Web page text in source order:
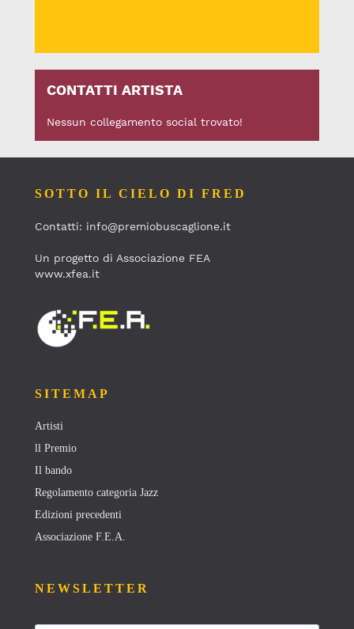
CONTATTI ARTISTA
Nessun collegamento social trovato!
SOTTO IL CIELO DI FRED
Contatti: info@premiobuscaglione.it
Un progetto di Associazione FEA
www.xfea.it
SITEMAP
Artisti
ll Premio
Il bando
Regolamento categoria Jazz
Edizioni precedenti
Associazione F.E.A.
NEWSLETTER